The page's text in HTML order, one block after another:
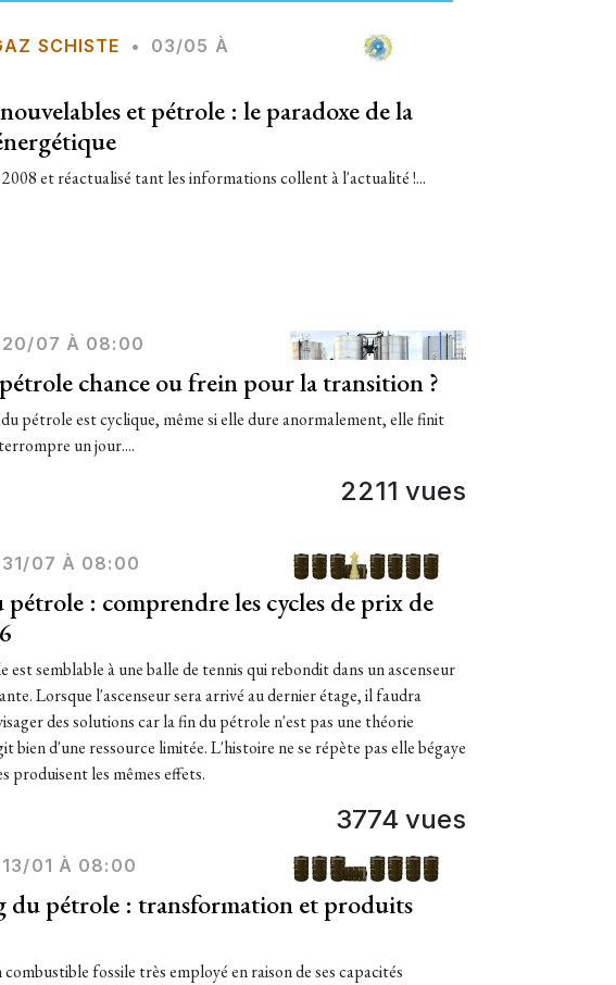
SCHISTE •
03/05 À
et pétrole : le paradoxe de la
et réactualisé tant les informations collent à l'actualité !...
20/07 À 08:00
chance ou frein pour la transition ?
pétrole est cyclique, même si elle dure anormalement, elle finit
un jour....
2211 vues
31/07 À 08:00
: comprendre les cycles de prix de
semblable à une balle de tennis qui rebondit dans un ascenseur
Lorsque l'ascenseur sera arrivé au dernier étage, il faudra
des solutions car la fin du pétrole n'est pas une théorie
bien d'une ressource limitée. L'histoire ne se répète pas elle bégaye
produisent les mêmes effets.
3774 vues
13/01 À 08:00
du pétrole : transformation et produits
fossile très employé en raison de ses capacités